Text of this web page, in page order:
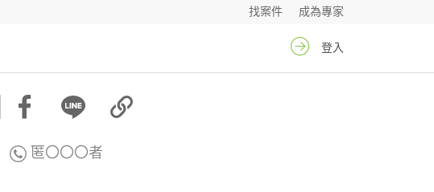
成為專家
找案件
登入
匿〇〇〇者